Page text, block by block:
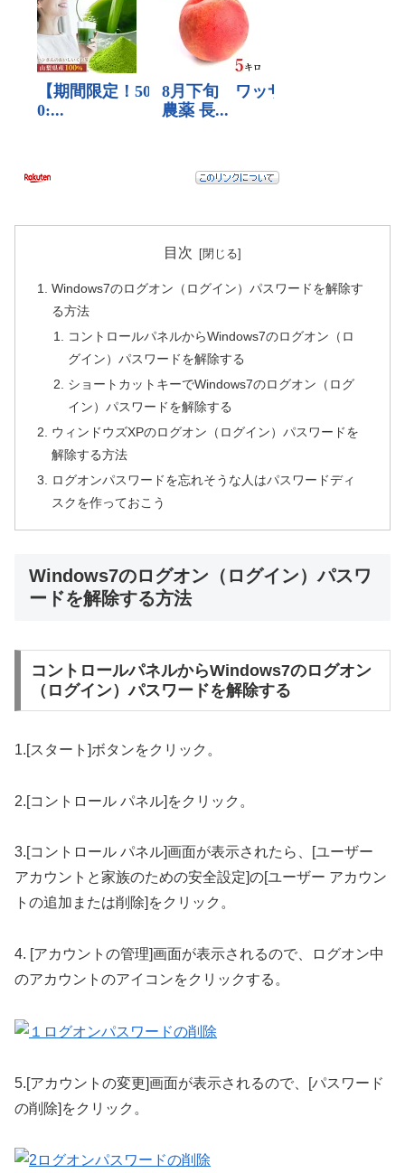
目次
Windows7のログオン（ログイン）パスワードを解除す
る方法
コントロールパネルからWindows7のログオン（ロ
グイン）パスワードを解除する
ショートカットキーでWindows7のログオン（ログ
イン）パスワードを解除する
ウィンドウズXPのログオン（ログイン）パスワードを
解除する方法
ログオンパスワードを忘れそうな人はパスワードディ
スクを作っておこう
Windows7のログオン（ログイン）パスワ
ードを解除する方法
コントロールパネルからWindows7のログオン
（ログイン）パスワードを解除する
1.[スタート]ボタンをクリック。
2.[コントロール パネル]をクリック。
3.[コントロール パネル]画面が表示されたら、[ユーザー
アカウントと家族のための安全設定]の[ユーザー アカウン
トの追加または削除]をクリック。
4. [アカウントの管理]画面が表示されるので、ログオン中
のアカウントのアイコンをクリックする。
5.[アカウントの変更]画面が表示されるので、[パスワード
の削除]をクリック。